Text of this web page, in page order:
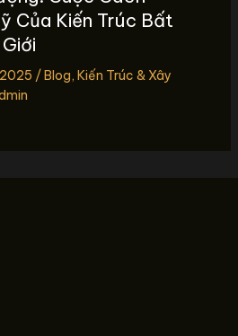
Của Kiến Trúc Bất
/Blog, Kiến Trúc & Xây